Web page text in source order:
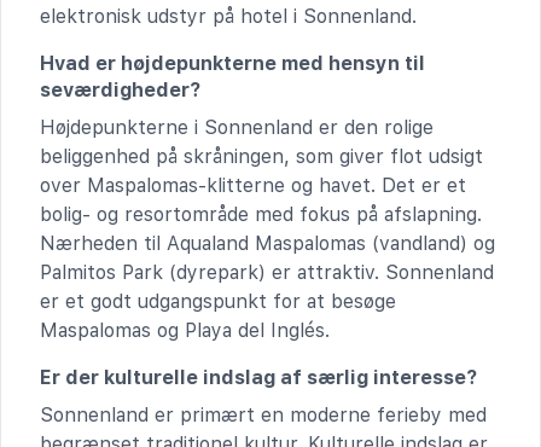
elektronisk udstyr på hotel i Sonnenland.
Hvad er højdepunkterne med hensyn til
seværdigheder?
Højdepunkterne i Sonnenland er den rolige
beliggenhed på skråningen, som giver flot udsigt
over Maspalomas-klitterne og havet. Det er et
bolig- og resortområde med fokus på afslapning.
Nærheden til Aqualand Maspalomas (vandland) og
Palmitos Park (dyrepark) er attraktiv. Sonnenland
er et godt udgangspunkt for at besøge
Maspalomas og Playa del Inglés.
Er der kulturelle indslag af særlig interesse?
Sonnenland er primært en moderne ferieby med